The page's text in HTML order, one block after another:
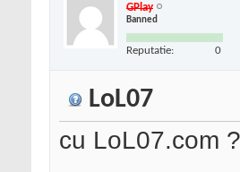
GPlay
Banned
Reputatie: 0
LoL07
cu LoL07.com